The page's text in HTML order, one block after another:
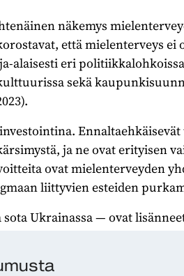
näkemys
että mielenterveys ei
alaisesti eri
sekä
ja ne ovat erityisen
ovat mielenterveyden
liittyvien esteiden
Ukrainassa — ovat
henkisen tuen ja